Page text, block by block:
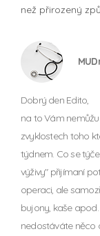
než přirozený
Dobrý den Edito,
na to Vám
zvyklostech toho
týdnem. Co se
výživy" přijímaní
operaci, ale
bujony, kaše
nedostáváte něco